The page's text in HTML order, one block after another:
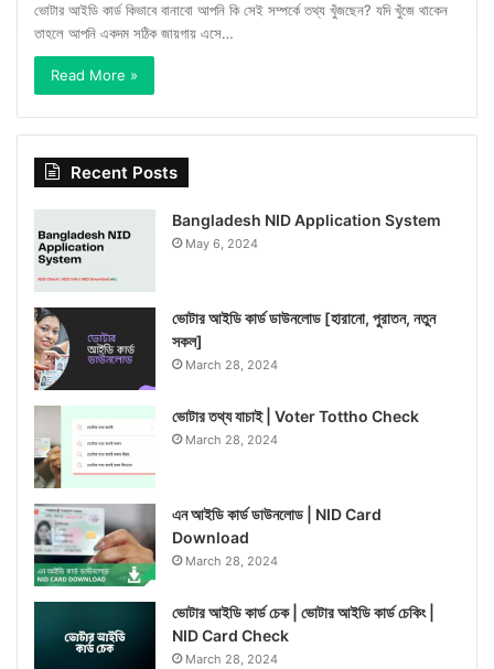
ভোটার আইডি কার্ড কিভাবে বানাবো আপনি কি সেই সম্পর্কে তথ্য খুঁজছেন? যদি খুঁজে থাকেন
তাহলে আপনি একদম সঠিক জায়গায় এসে…
Read More »
Recent Posts
Bangladesh NID Application System
May 6, 2024
ভোটার আইডি কার্ড ডাউনলোড [হারানো, পুরাতন, নতুন
সকল]
March 28, 2024
ভোটার তথ্য যাচাই | Voter Tottho Check
March 28, 2024
এন আইডি কার্ড ডাউনলোড | NID Card
Download
March 28, 2024
ভোটার আইডি কার্ড চেক | ভোটার আইডি কার্ড চেকিং |
NID Card Check
March 28, 2024